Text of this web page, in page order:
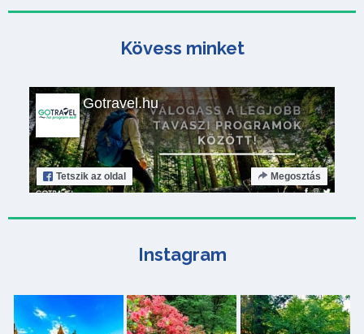
Kövess minket
Gotravel.hu
Tetszik az oldal Megosztás
Instagram